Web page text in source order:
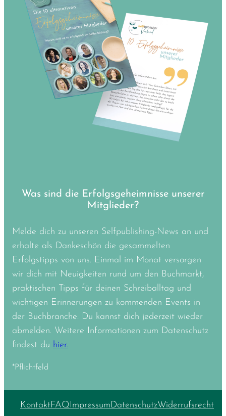
Was sind die Erfolgsgeheimnisse unserer
Mitglieder?
Melde dich zu unseren Selfpublishing-News an und
erhalte als Dankeschön die gesammelten
Erfolgstipps von uns. Einmal im Monat versorgen
wir dich mit Neuigkeiten rund um den Buchmarkt,
praktischen Tipps für deinen Schreiballtag und
wichtigen Erinnerungen zu kommenden Events in
der Buchbranche. Du kannst dich jederzeit wieder
abmelden. Weitere Informationen zum Datenschutz
findest du hier.
*Pflichtfeld
KontaktFAQImpressumDatenschutzWiderrufsrecht